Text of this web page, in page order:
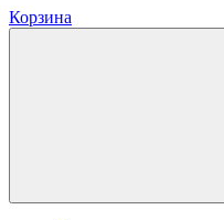
Корзина